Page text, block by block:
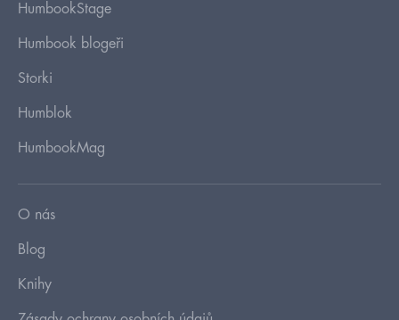
HumbookStage
Humbook blogeři
Storki
Humblok
HumbookMag
O nás
Blog
Knihy